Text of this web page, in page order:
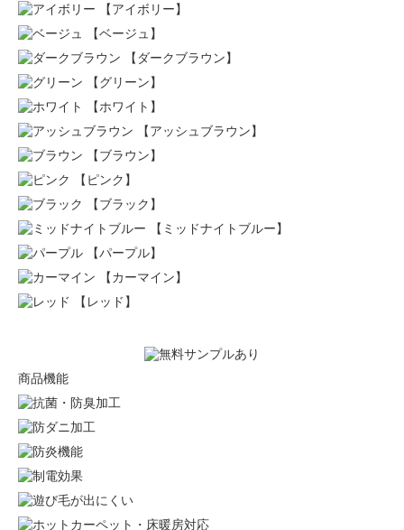
【アイボリー】
【ベージュ】
【ダークブラウン】
【グリーン】
【ホワイト】
【アッシュブラウン】
【ブラウン】
【ピンク】
【ブラック】
【ミッドナイトブルー】
【パープル】
【カーマイン】
【レッド】
商品機能